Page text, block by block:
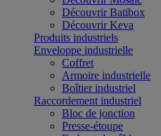
Découvrir Batibox
Découvrir Keva
Produits industriels
Enveloppe industrielle
Coffret
Armoire industrielle
Boîtier industriel
Raccordement industriel
Bloc de jonction
Presse-étoupe